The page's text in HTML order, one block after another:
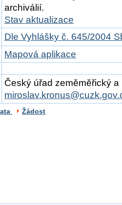
archiválií.
Stav aktualizace
Dle Vyhlášky č. 645/2004
Mapová aplikace
Český úřad zeměměřický
Žádost